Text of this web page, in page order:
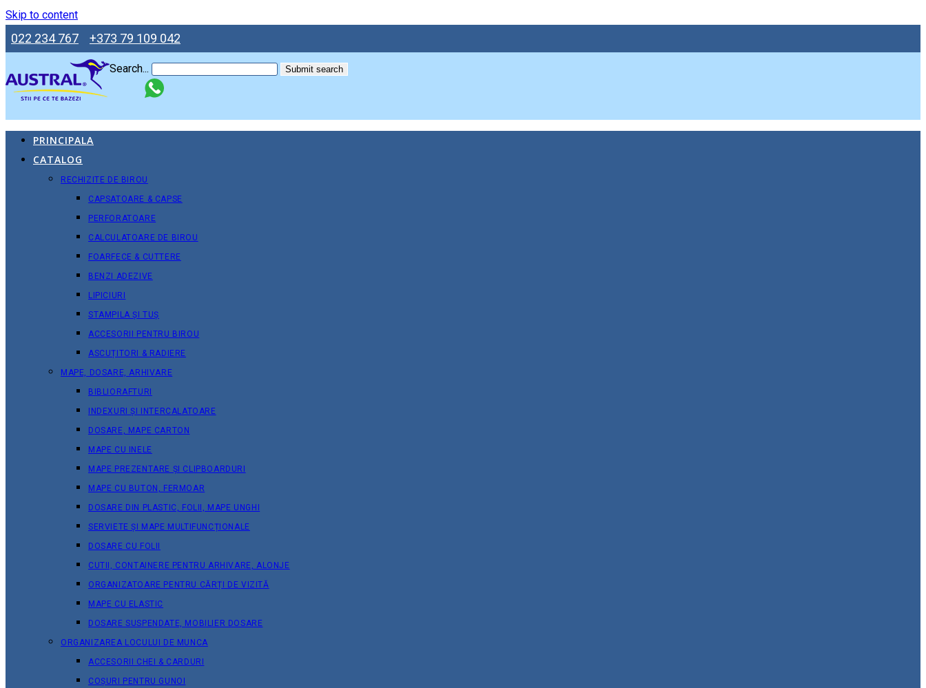
Skip to content
022 234 767 +373 79 109 042
Search... Submit search
PRINCIPALA
CATALOG
RECHIZITE DE BIROU
CAPSATOARE & CAPSE
PERFORATOARE
CALCULATOARE DE BIROU
FOARFECE & CUTTERE
BENZI ADEZIVE
LIPICIURI
STAMPILA ȘI TUȘ
ACCESORII PENTRU BIROU
ASCUȚITORI & RADIERE
MAPE, DOSARE, ARHIVARE
BIBLIORAFTURI
INDEXURI ȘI INTERCALATOARE
DOSARE, MAPE CARTON
MAPE CU INELE
MAPE PREZENTARE ȘI CLIPBOARDURI
MAPE CU BUTON, FERMOAR
DOSARE DIN PLASTIC, FOLII, MAPE UNGHI
SERVIETE ȘI MAPE MULTIFUNCȚIONALE
DOSARE CU FOLII
CUTII, CONTAINERE PENTRU ARHIVARE, ALONJE
ORGANIZATOARE PENTRU CĂRȚI DE VIZITĂ
MAPE CU ELASTIC
DOSARE SUSPENDATE, MOBILIER DOSARE
ORGANIZAREA LOCULUI DE MUNCA
ACCESORII CHEI & СARDURI
COȘURI PENTRU GUNOI